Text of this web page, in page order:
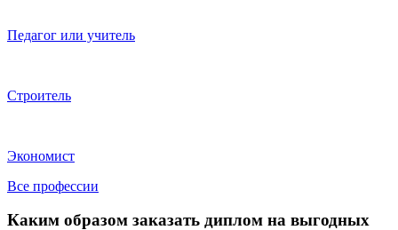
Педагог или учитель
Строитель
Экономист
Все профессии
Каким образом заказать диплом на выгодных